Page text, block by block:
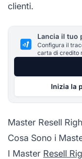
clienti.
Lancia il tuo
Configura il
carta di credito
Inizia la
Master Resell
Cosa Sono i
I Master Resell